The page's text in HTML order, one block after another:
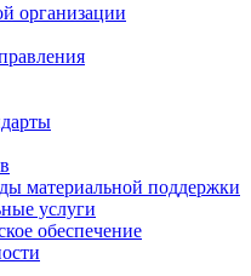
организации
материальной поддержки
услуги
обеспечение